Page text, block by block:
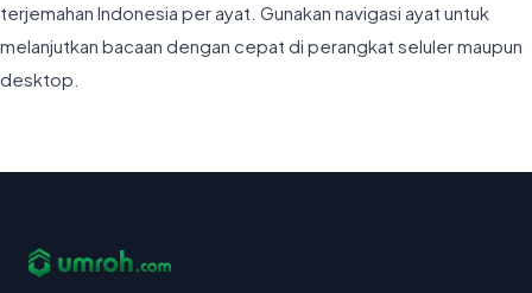
terjemahan Indonesia per ayat. Gunakan navigasi ayat untuk
melanjutkan bacaan dengan cepat di perangkat seluler maupun
desktop.